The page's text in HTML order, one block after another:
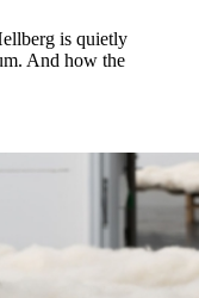
is quietly
And how the